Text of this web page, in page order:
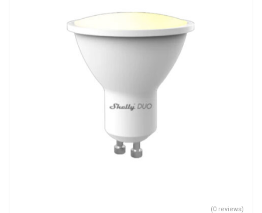
(0 reviews)